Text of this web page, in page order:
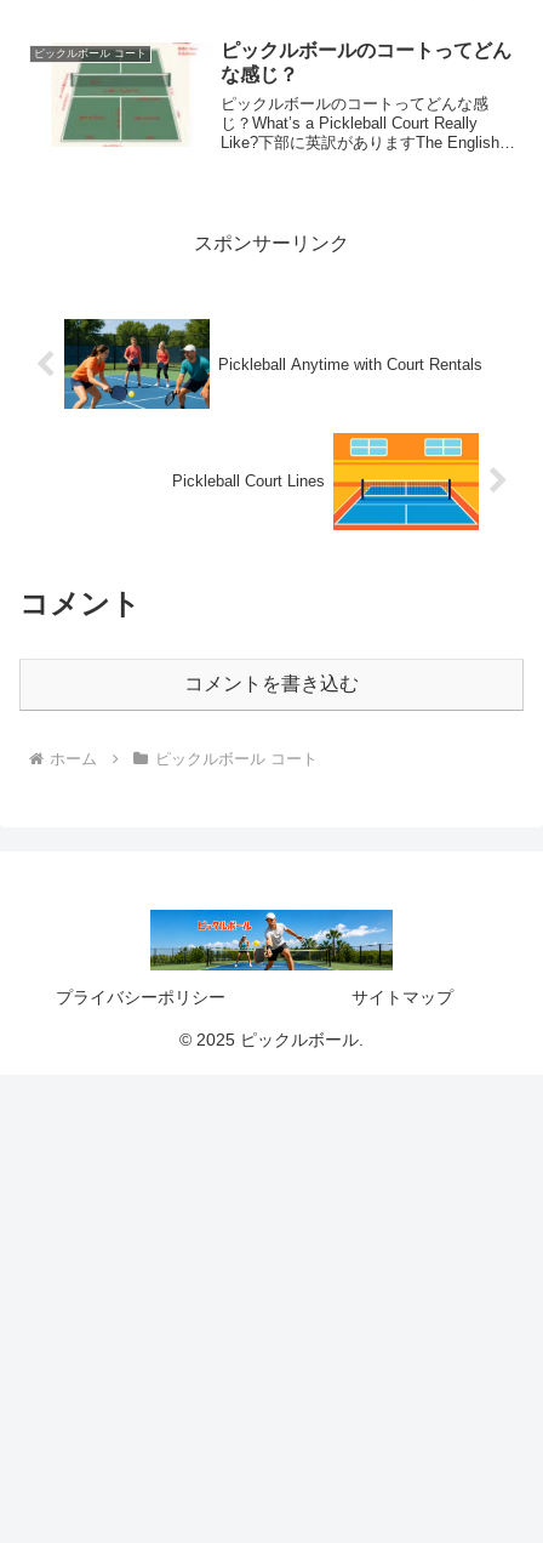
ピックルボール コート
ピックルボールのコートってどん
な感じ？
ピックルボールのコートってどんな感
じ？What’s a Pickleball Court Really
Like?下部に英訳がありますThe English
スポンサーリンク
Pickleball Anytime with Court Rentals
Pickleball Court Lines
コメント
コメントを書き込む
ホーム ピックルボール コート
プライバシーポリシー サイトマップ
© 2025 ピックルボール.